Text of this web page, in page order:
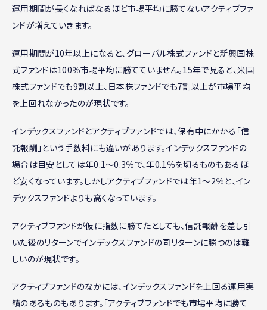
運用期間が長くなればなるほど市場平均に勝てないアクティブファ
ンドが増えていきます。
運用期間が10年以上になると、グローバル株式ファンドと新興国株
式ファンドは100％市場平均に勝てていません。15年で見ると、米国
株式ファンドでも9割以上、日本株ファンドでも7割以上が市場平均
を上回れなかったのが現状です。
インデックスファンドとアクティブファンドでは、保有中にかかる「信
託報酬」という手数料にも違いがあります。インデックスファンドの
場合は目安としては年0.1〜0.3％で、年0.1％を切るものもあるほ
ど安くなっています。しかしアクティブファンドでは年1〜2％と、イン
デックスファンドよりも高くなっています。
アクティブファンドが仮に指数に勝てたとしても、信託報酬を差し引
いた後のリターンでインデックスファンドの同リターンに勝つのは難
しいのが現状です。
アクティブファンドのなかには、インデックスファンドを上回る運用実
績のあるものもあります。「アクティブファンドでも市場平均に勝て